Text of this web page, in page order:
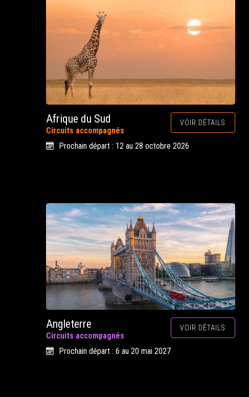
Afrique du Sud
Circuits accompagnés
VOIR DÉTAILS
Prochain départ : 12 au 28 octobre 2026
Angleterre
Circuits accompagnés
VOIR DÉTAILS
Prochain départ : 6 au 20 mai 2027